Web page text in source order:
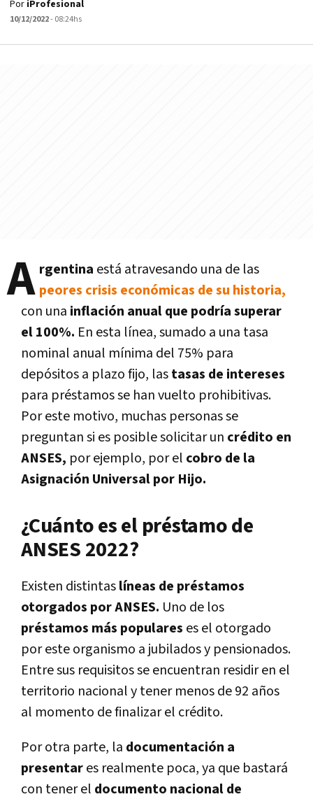
Por iProfesional
10/12/2022- 08:24hs
A rgentina está atravesando una de las
peores crisis económicas de su historia,
con una inflación anual que podría superar
el 100%. En esta línea, sumado a una tasa
nominal anual mínima del 75% para
depósitos a plazo fijo, lastasas de intereses
para préstamos se han vuelto prohibitivas.
Por este motivo, muchas personas se
preguntan si es posible solicitar un crédito en
ANSES, por ejemplo, por el cobro de la
Asignación Universal por Hijo.
¿Cuánto es el préstamo de
ANSES 2022?
Existen distintaslíneas de préstamos
otorgados por ANSES. Uno de los
préstamos más populares es el otorgado
por este organismo a jubilados y pensionados.
Entre sus requisitos se encuentran residir en el
territorio nacional y tener menos de 92 años
al momento de finalizar el crédito.
Por otra parte, la documentación a
presentares realmente poca, ya que bastará
con tener el documento nacional de